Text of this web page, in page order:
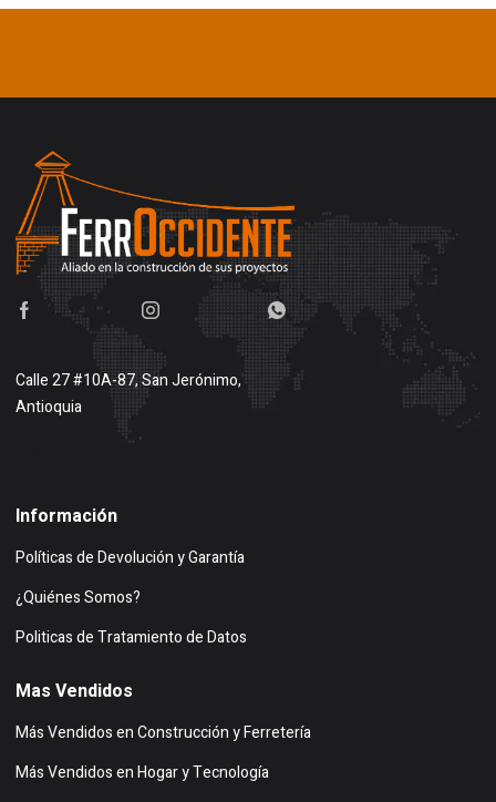
Calle 27 #10A-87, San Jerónimo,
Antioquia
Buscar en google maps
Información
Políticas de Devolución y Garantía
¿Quiénes Somos?
Politicas de Tratamiento de Datos
Mas Vendidos
Más Vendidos en Construcción y Ferretería
Más Vendidos en Hogar y Tecnología